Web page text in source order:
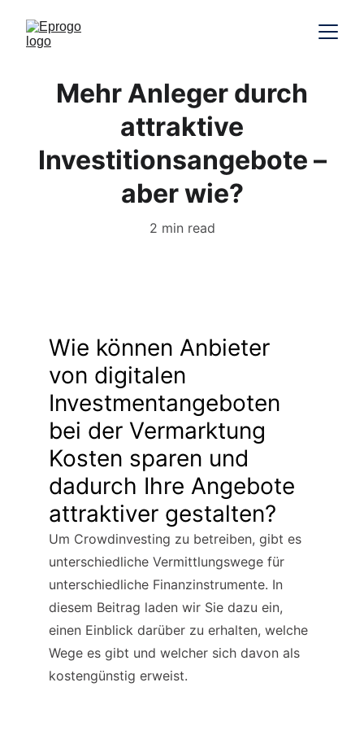
Mehr Anleger durch
attraktive
Investitionsangebote –
aber wie?
2 min read
Wie können Anbieter
von digitalen
Investmentangeboten
bei der Vermarktung
Kosten sparen und
dadurch Ihre Angebote
attraktiver gestalten?
Um Crowdinvesting zu betreiben, gibt es
unterschiedliche Vermittlungswege für
unterschiedliche Finanzinstrumente. In
diesem Beitrag laden wir Sie dazu ein,
einen Einblick darüber zu erhalten, welche
Wege es gibt und welcher sich davon als
kostengünstig erweist.